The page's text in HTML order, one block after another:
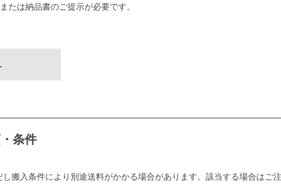
たは納品書のご提示が必要です。
条件
搬入条件により別途送料がかかる場合があります。該当する場合はご